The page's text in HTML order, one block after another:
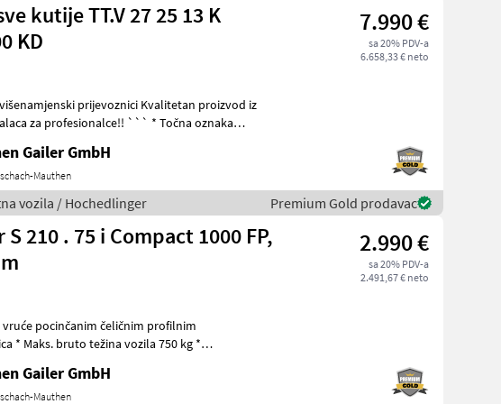
kutije TT.V 27 25 13 K
KD
7.990 €
sa 20% PDV-a
6.658,33 € neto
prijevoznici Kvalitetan proizvod iz
``` * Točna oznaka
Gailer GmbH
Mauthen
vozila / Hochedlinger Premium Gold prodavac
210 . 75 i Compact 1000 FP,
2.990 €
sa 20% PDV-a
2.491,67 € neto
pocinčanim čeličnim profilnim
* Maks. bruto težina vozila 750 kg *
Gailer GmbH
Mauthen